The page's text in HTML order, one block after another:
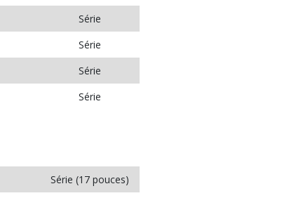
Série
Série
Série
Série
Série (17 pouces)